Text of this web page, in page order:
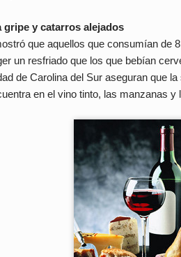
gripe y catarros alejados
que aquellos que consumían de
un resfriado que los que bebían
de Carolina del Sur aseguran que
en el vino tinto, las manzanas